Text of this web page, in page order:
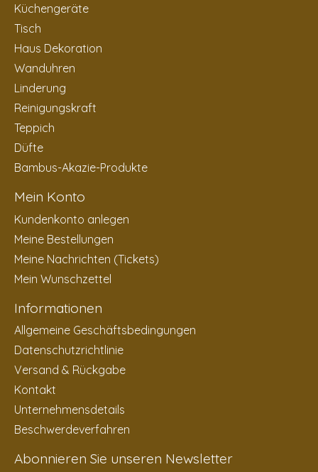
Küchengeräte
Tisch
Haus Dekoration
Wanduhren
Linderung
Reinigungskraft
Teppich
Düfte
Bambus-Akazie-Produkte
Mein Konto
Kundenkonto anlegen
Meine Bestellungen
Meine Nachrichten (Tickets)
Mein Wunschzettel
Informationen
Allgemeine Geschäftsbedingungen
Datenschutzrichtlinie
Versand & Rückgabe
Kontakt
Unternehmensdetails
Beschwerdeverfahren
Abonnieren Sie unseren Newsletter